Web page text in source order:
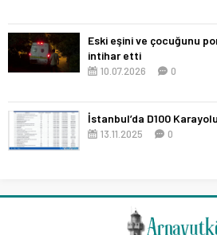
Eski eşini ve çocuğunu
intihar etti
10.07.2026 0
İstanbul’da D100
13.11.2025 0